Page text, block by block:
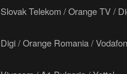
Slovak Telekom / Orange TV /
Digi / Orange Romania /